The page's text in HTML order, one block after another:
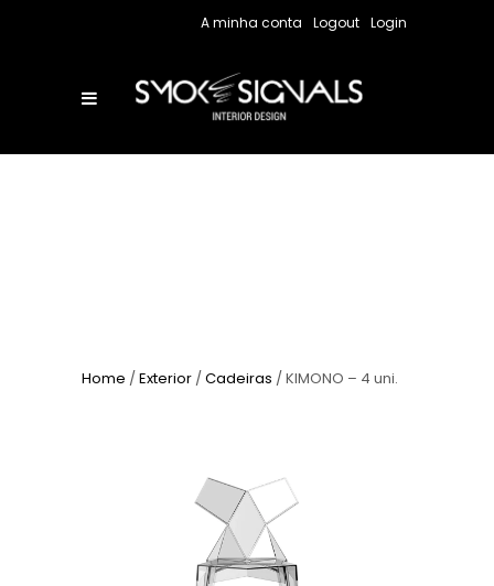
A minha conta Logout Login
Home /Exterior /Cadeiras / KIMONO – 4 uni.